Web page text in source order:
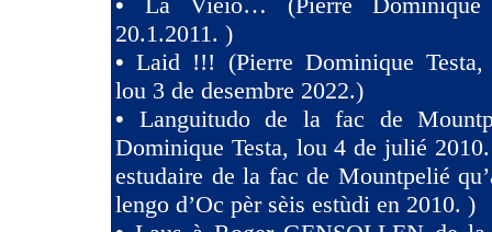
20.1.2011. )
•Laid !!! (Pierre Dominique
lou 3 de desembre 2022.)
• Languitudo de la fac de
Dominique Testa, lou 4 de julié
estudaire de la fac de Mountpelié
lengo d’Oc pèr sèis estùdi en 2010. )